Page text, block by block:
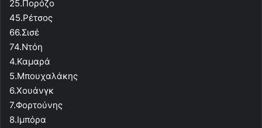
25.Πορόζο
45.Ρέτσος
66.Σισέ
74.Ντόη
4.Καμαρά
5.Μπουχαλάκης
6.Χουάνγκ
7.Φορτούνης
8.Ιμπόρα